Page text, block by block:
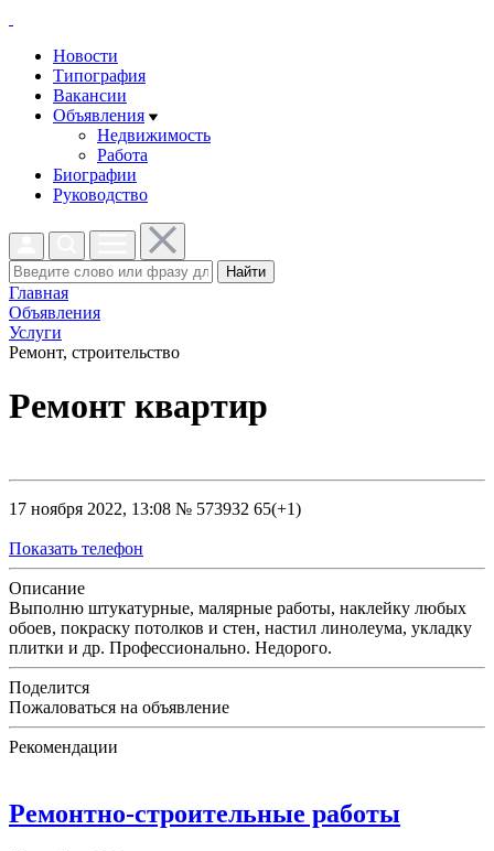
Новости
Типография
Вакансии
Объявления
Недвижимость
Работа
Биографии
Руководство
Найти
Главная
Объявления
Услуги
Ремонт, строительство
Ремонт квартир
17 ноября 2022, 13:08 № 573932 65(+1)
Показать телефон
Описание
Выполню штукатурные, малярные работы, наклейку любых
обоев, покраску потолков и стен, настил линолеума, укладку
плитки и др. Профессионально. Недорого.
Поделится
Пожаловаться на объявление
Рекомендации
Ремонтно-строительные работы